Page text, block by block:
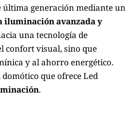
última generación mediante un
avanzada y
una tecnología de
confort visual, sino que
y al ahorro energético.
que ofrece Led
.